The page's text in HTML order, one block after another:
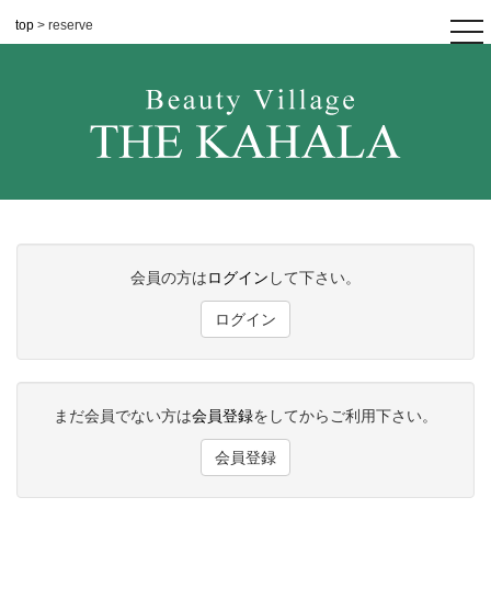
top > reserve
会員の方はログイン して下さい。
ログイン
まだ会員でない方は会員登録をしてからご利用下さい。
会員登録